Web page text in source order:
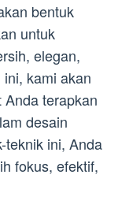
bentuk
untuk
elegan,
kami akan
terapkan
desain
teknik ini, Anda
fokus, efektif,